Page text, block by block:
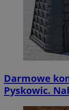
Darmowe
Pyskowic.